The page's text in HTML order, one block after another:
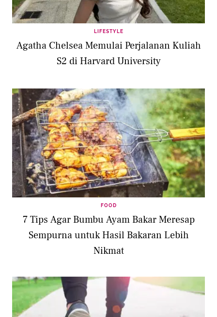
LIFESTYLE
Agatha Chelsea Memulai Perjalanan Kuliah
S2 di Harvard University
FOOD
7 Tips Agar Bumbu Ayam Bakar Meresap
Sempurna untuk Hasil Bakaran Lebih
Nikmat